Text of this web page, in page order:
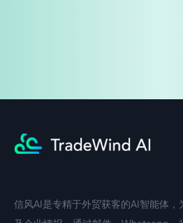
中文入口
信风AI是专精于外贸获客的AI智能体